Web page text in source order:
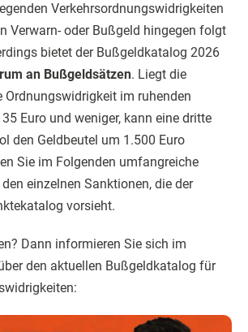
Verkehrsordnungswidrigkeiten
Verwarn- oder Bußgeld hingegen folgt
bietet der Bußgeldkatalog 2026
an Bußgeldsätzen. Liegt die
Ordnungswidrigkeit im ruhenden
Euro und weniger, kann eine dritte
den Geldbeutel um 1.500 Euro
Sie im Folgenden umfangreiche
einzelnen Sanktionen, die der
vorsieht.
Dann informieren Sie sich im
den aktuellen Bußgeldkatalog für